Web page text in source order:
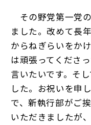
その野党第一党
ました。改めて長
からねぎらいをか
は頑張ってくださ
言いたいです。そ
した。お祝いを申
で、新執行部がご
いただきましたが